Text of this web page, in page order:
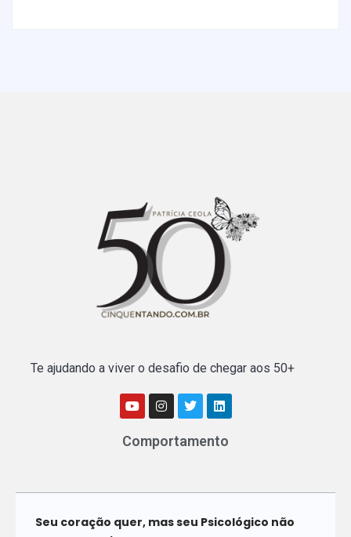
Te ajudando a viver o desafio de chegar aos 50+
Comportamento
Seu coração quer, mas seu Psicológico não